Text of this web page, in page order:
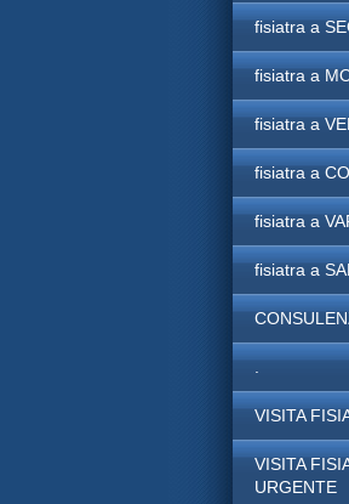
fisiatra a
fisiatra a
fisiatra a
fisiatra a
fisiatra a
fisiatra a
VISITA
VISITA
URGENTE